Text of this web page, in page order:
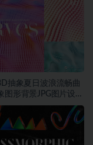
抽象夏日波浪流畅曲
图形背景JPG图片设计